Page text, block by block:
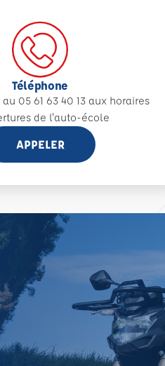
Téléphone
05 61 63 40 13 aux horaires
de l'auto-école
APPELER